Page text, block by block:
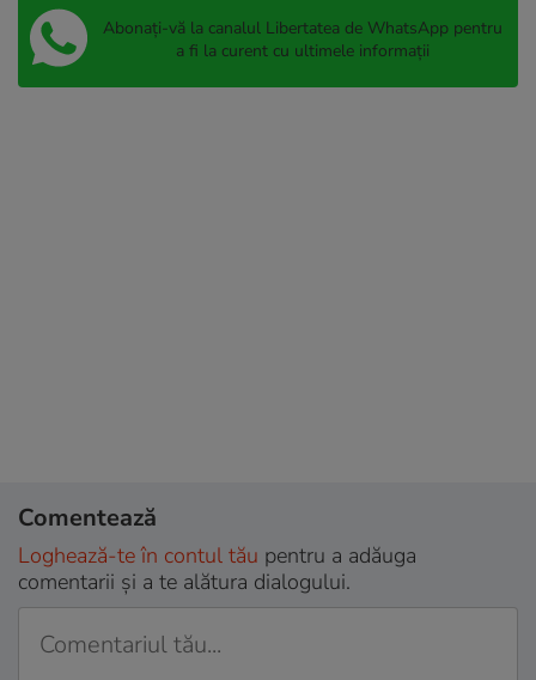
Abonați-vă la canalul Libertatea de WhatsApp pentru
a fi la curent cu ultimele informații
Comentează
Loghează-te în contul tău pentru a adăuga
comentarii și a te alătura dialogului.